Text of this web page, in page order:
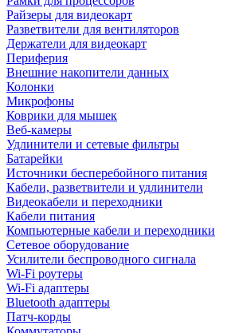
Райзеры для видеокарт
Разветвители для вентиляторов
Держатели для видеокарт
Периферия
Внешние накопители данных
Колонки
Микрофоны
Коврики для мышек
Веб-камеры
Удлинители и сетевые фильтры
Батарейки
Источники бесперебойного питания
Кабели, разветвители и удлинители
Видеокабели и переходники
Кабели питания
Компьютерные кабели и переходники
Сетевое оборудование
Усилители беспроводного сигнала
Wi-Fi роутеры
Wi-Fi адаптеры
Bluetooth адаптеры
Патч-корды